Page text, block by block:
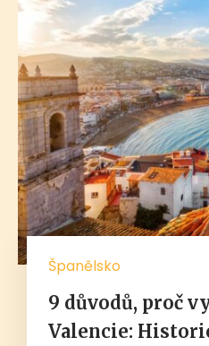
Španělsko
9 důvodů, proč
Valencie: